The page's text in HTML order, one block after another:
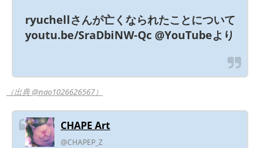
ryuchellさんが亡くなられたことについて
youtu.be/SraDbiNW-Qc @YouTubeより
（出典 @nao1026626567）
CHAPE Art
@CHAPEP_Z